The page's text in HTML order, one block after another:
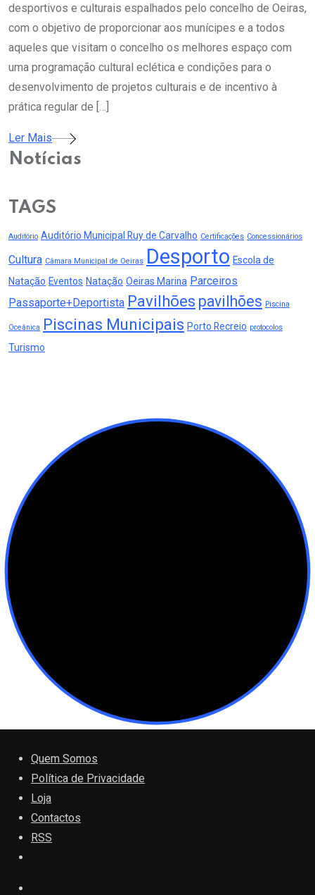
desportivos e culturais espalhados pelo concelho de Oeiras,
com o objetivo de proporcionar aos munícipes e a todos
aqueles que visitam o concelho os melhores espaço com
uma programação cultural eclética e condições para o
desenvolvimento de projetos culturais e de incentivo à
prática regular de […]
Ler Mais
Notícias
TAGS
Auditório Auditório Municipal Ruy de Carvalho Certificações Concessionários
Cultura Câmara Municipal de Oeiras Desporto Escola de
Natação Eventos Natação Oeiras Marina Parceiros
Passaporte+Deportista Pavilhões pavilhões Piscina
Oceânica Piscinas Municipais Porto Recreio protocolos
Turismo
Quem Somos
Política de Privacidade
Loja
Contactos
RSS